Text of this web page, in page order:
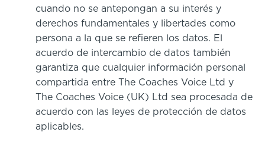
cuando no se antepongan a su interés y
derechos fundamentales y libertades como
persona a la que se refieren los datos. El
acuerdo de intercambio de datos también
garantiza que cualquier información personal
compartida entre The Coaches Voice Ltd y
The Coaches Voice (UK) Ltd sea procesada de
acuerdo con las leyes de protección de datos
aplicables.